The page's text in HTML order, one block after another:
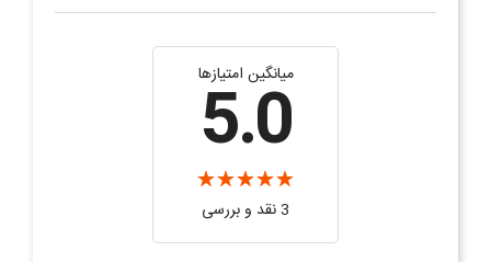
میانگین امتیازها
5.0
3 نقد و بررسی‌‌